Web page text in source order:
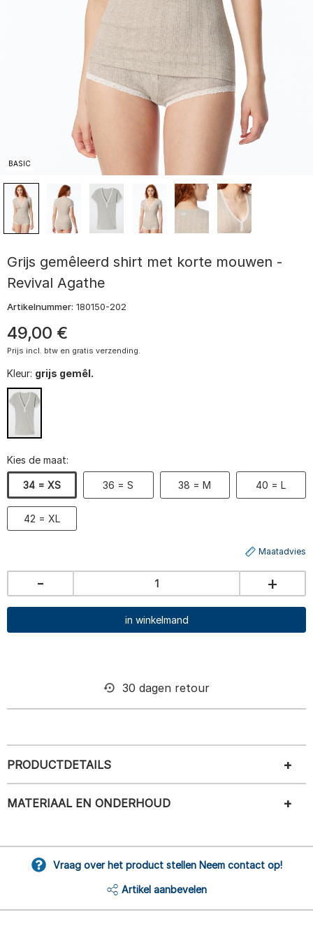
BASIC
Grijs gemêleerd shirt met korte mouwen -
Revival Agathe
Artikelnummer: 180150-202
49,00 €
Prijs incl. btw en gratis verzending.
Kleur: grijs gemêl.
Kies de maat:
34 = XS 36 = S 38 = M 40 = L
42 = XL
Maatadvies
- +
in winkelmand
30 dagen retour
PRODUCTDETAILS
MATERIAAL EN ONDERHOUD
Vraag over het product stellen Neem contact op!
Artikel aanbevelen